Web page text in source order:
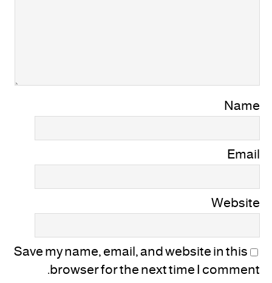
Name
Email
Website
Save my name, email, and website in this
browser for the next time I comment.